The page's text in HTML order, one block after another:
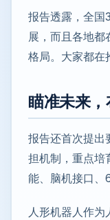
报告透露，全国
展，而且各地都
格局。大家都在
瞄准未来
报告还首次提出
担机制，重点培
能、脑机接口、
人形机器人作为